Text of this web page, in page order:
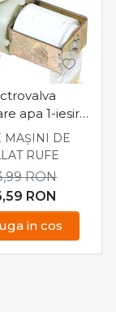
apa 1-iesire
de spalat
MAȘINI DE
RUFE
RON
RON
in cos